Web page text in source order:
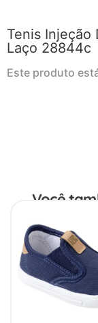
Tenis Injeção
Laço 28844c
Este produto
Você